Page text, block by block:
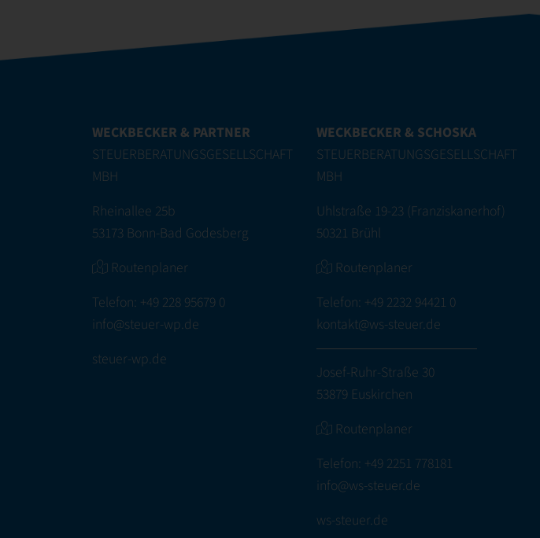
WECKBECKER & PARTNER
STEUERBERATUNGSGESELLSCHAFT
MBH
Rheinallee 25b
53173 Bonn-Bad Godesberg
Routenplaner
Telefon: +49 228 95679 0
info@steuer-wp.de
steuer-wp.de
WECKBECKER & SCHOSKA
STEUERBERATUNGSGESELLSCHAFT
MBH
Uhlstraße 19-23 (Franziskanerhof)
50321 Brühl
Routenplaner
Telefon: +49 2232 94421 0
kontakt@ws-steuer.de
Josef-Ruhr-Straße 30
53879 Euskirchen
Routenplaner
Telefon: +49 2251 778181
info@ws-steuer.de
ws-steuer.de